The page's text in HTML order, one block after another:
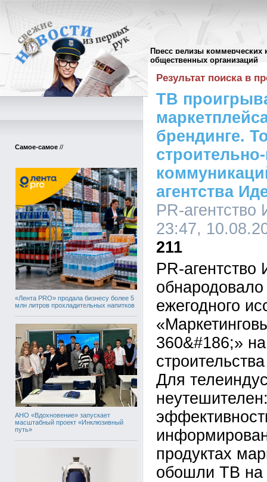
Пресс релизы коммерческих
общественных организаций
Самое-самое //
«Лента PRO» продала бизнесу более 5
млн литров прохладительных напитков
АНО «Вдохновение» запускает
масштабный проект «Инклюзивный
путь»
Поиск в пресс-релизах//
Результат поиска в
ТВ
брендинге.
агентства
PR-
23:47,
211
PR-
обнародовало
ежегодного
360&#186;»
Для
продуктах
обошли ТВ на